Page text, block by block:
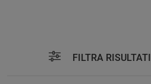
FILTRA RISULTATI